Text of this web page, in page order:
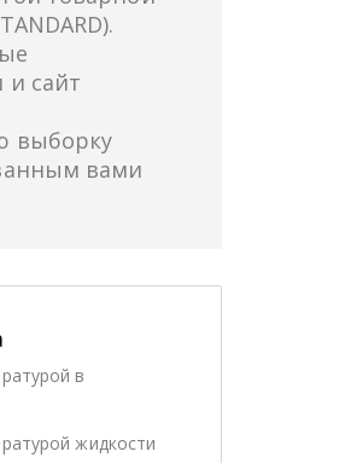
и сайт
выборку
вами
в
жидкости